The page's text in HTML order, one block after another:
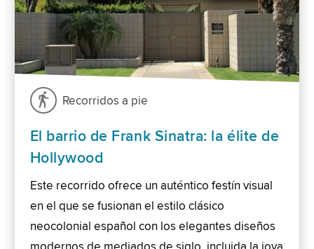
Recorridos a pie
El barrio de Frank Sinatra: la élite de
Hollywood
Este recorrido ofrece un auténtico festín visual
en el que se fusionan el estilo clásico
neocolonial español con los elegantes diseños